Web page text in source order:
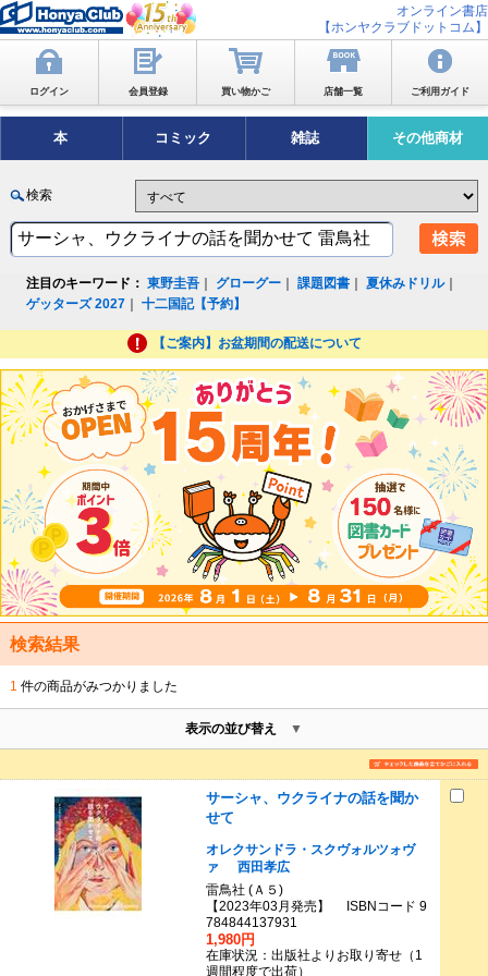
オンライン書店
【ホンヤクラブドットコム】
ログイン 会員登録 買い物かご 店舗一覧 ご利用ガイド
本 コミック 雑誌 その他商材
検索
注目のキーワード： 東野圭吾 グローグー ｜課題図書 ｜夏休みドリル｜
ゲッターズ 2027 ｜十二国記【予約】
【ご案内】お盆期間の配送について
検索結果
1 件の商品がみつかりました
表示の並び替え
サーシャ、ウクライナの話を聞か
せて
オレクサンドラ・スクヴォルツォヴ
ァ
西田孝広
雷鳥社 (Ａ５)
【2023年03月発売】 ISBNコード 9
784844137931
1,980円
在庫状況：出版社よりお取り寄せ（1
週間程度で出荷）